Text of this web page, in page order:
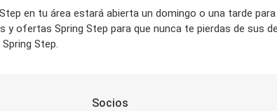
en tu área estará abierta un domingo o una tarde
ofertas Spring Step para que nunca te pierdas de sus
Step.
Socios